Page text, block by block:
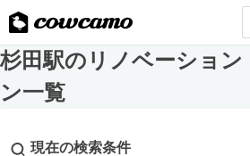
杉田駅のリノベーション
ン一覧
現在の検索条件